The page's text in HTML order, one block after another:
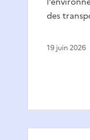
des
19 juin 2026